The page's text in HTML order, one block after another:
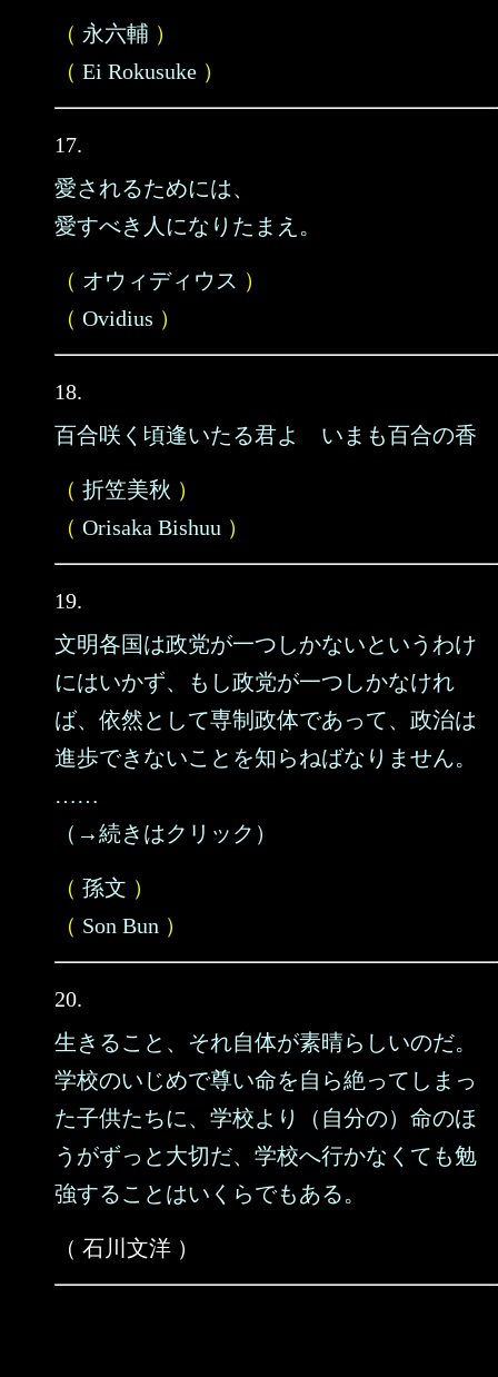
（ 永六輔 ）
（ Ei Rokusuke ）
17.
愛されるためには、
愛すべき人になりたまえ。
（ オウィディウス ）
（ Ovidius ）
18.
百合咲く頃逢いたる君よ いまも百合の香
（ 折笠美秋 ）
（ Orisaka Bishuu ）
19.
文明各国は政党が一つしかないというわけ
にはいかず、もし政党が一つしかなけれ
ば、依然として専制政体であって、政治は
進歩できないことを知らねばなりません。
……
（→続きはクリック）
（ 孫文 ）
（ Son Bun ）
20.
生きること、それ自体が素晴らしいのだ。
学校のいじめで尊い命を自ら絶ってしまっ
た子供たちに、学校より（自分の）命のほ
うがずっと大切だ、学校へ行かなくても勉
強することはいくらでもある。
（ 石川文洋 ）